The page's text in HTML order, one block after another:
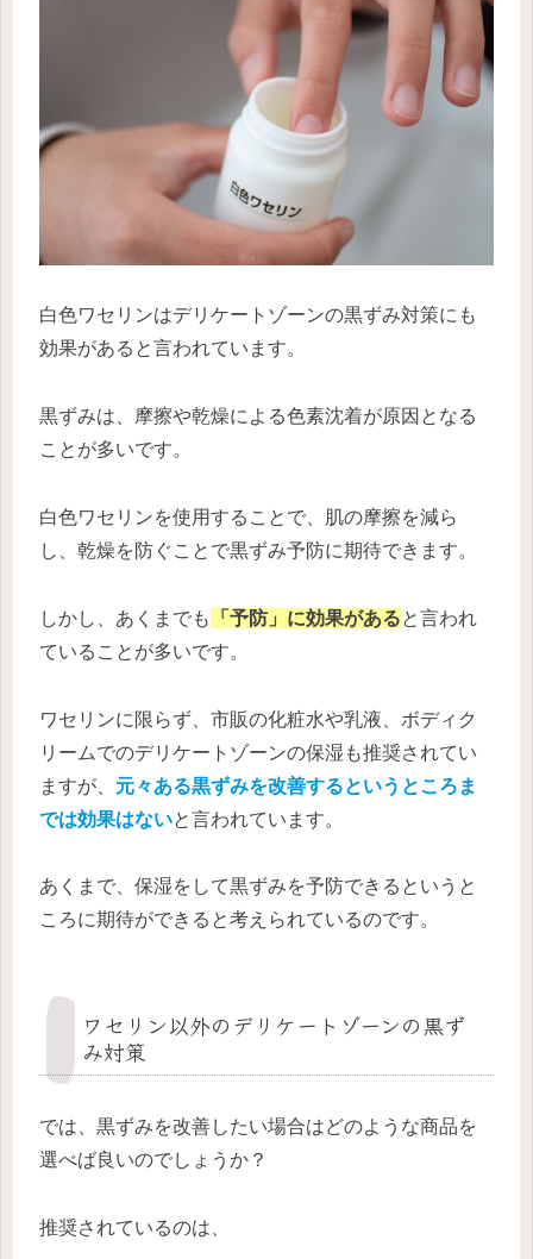
白色ワセリンはデリケートゾーンの黒ずみ対策にも
効果があると言われています。
黒ずみは、摩擦や乾燥による色素沈着が原因となる
ことが多いです。
白色ワセリンを使用することで、肌の摩擦を減ら
し、乾燥を防ぐことで黒ずみ予防に期待できます。
しかし、あくまでも 「予防」に効果があると言われ
ていることが多いです。
ワセリンに限らず、市販の化粧水や乳液、ボディク
リームでのデリケートゾーンの保湿も推奨されてい
ますが、 元々ある黒ずみを改善するというところま
では効果はないと言われています。
あくまで、保湿をして黒ずみを予防できるというと
ころに期待ができると考えられているのです。
ワセリン以外のデリケートゾーンの黒ず
み対策
では、黒ずみを改善したい場合はどのような商品を
選べば良いのでしょうか？
推奨されているのは、